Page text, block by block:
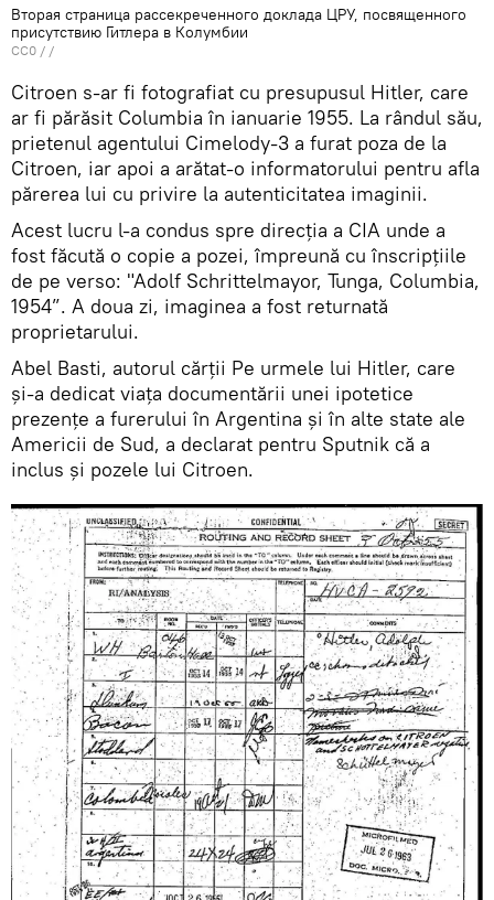
Вторая страница рассекреченного доклада ЦРУ, посвященного
присутствию Гитлера в Колумбии
CC0 / /
Citroen s-ar fi fotografiat cu presupusul Hitler, care
ar fi părăsit Columbia în ianuarie 1955. La rândul său,
prietenul agentului Cimelody-3 a furat poza de la
Citroen, iar apoi a arătat-o informatorului pentru afla
părerea lui cu privire la autenticitatea imaginii.
Acest lucru l-a condus spre direcția a CIA unde a
fost făcută o copie a pozei, împreună cu înscripțiile
de pe verso: "Adolf Schrittelmayor, Tunga, Columbia,
1954”. A doua zi, imaginea a fost returnată
proprietarului.
Abel Basti, autorul cărții Pe urmele lui Hitler, care
și-a dedicat viața documentării unei ipotetice
prezențe a furerului în Argentina și în alte state ale
Americii de Sud, a declarat pentru Sputnik că a
inclus și pozele lui Citroen.